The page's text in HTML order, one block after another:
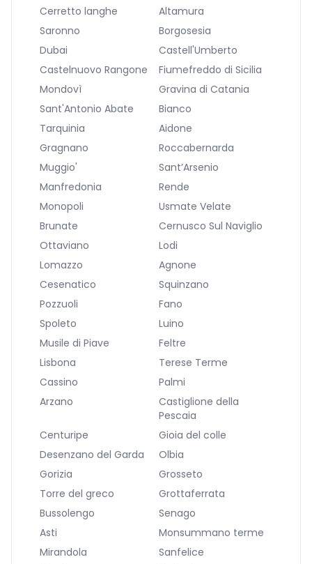
Cerretto langhe
Altamura
Saronno
Borgosesia
Dubai
Castell'Umberto
Castelnuovo Rangone
Fiumefreddo di Sicilia
Mondovì
Gravina di Catania
Sant'Antonio Abate
Bianco
Tarquinia
Aidone
Gragnano
Roccabernarda
Muggio'
Sant’Arsenio
Manfredonia
Rende
Monopoli
Usmate Velate
Brunate
Cernusco Sul Naviglio
Ottaviano
Lodi
Lomazzo
Agnone
Cesenatico
Squinzano
Pozzuoli
Fano
Spoleto
Luino
Musile di Piave
Feltre
Lisbona
Terese Terme
Cassino
Palmi
Arzano
Castiglione della
Pescaia
Centuripe
Gioia del colle
Desenzano del Garda
Olbia
Gorizia
Grosseto
Torre del greco
Grottaferrata
Bussolengo
Senago
Asti
Monsummano terme
Mirandola
Sanfelice